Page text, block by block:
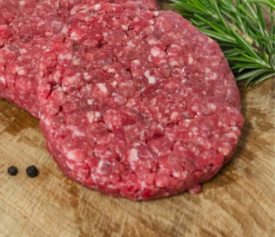
ANTEPRIMA RAPIDA